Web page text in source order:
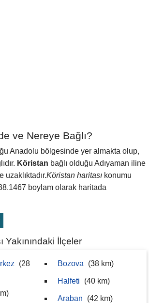
ve Nereye Bağlı?
Anadolu bölgesinde yer almakta olup,
Köristan bağlı olduğu Adıyaman iline
uzaklıktadır.Köristan haritası konumu
boylam olarak haritada
Yakınındaki İlçeler
(28
Bozova (38 km)
Halfeti (40 km)
Araban (42 km)